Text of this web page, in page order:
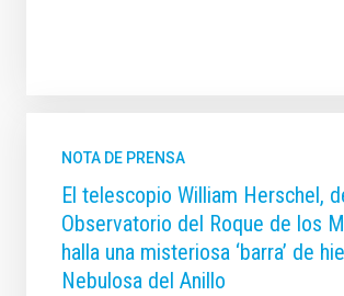
NOTA DE PRENSA
El telescopio William Herschel,
Observatorio del Roque de los
halla una misteriosa ‘barra’ de
Nebulosa del Anillo